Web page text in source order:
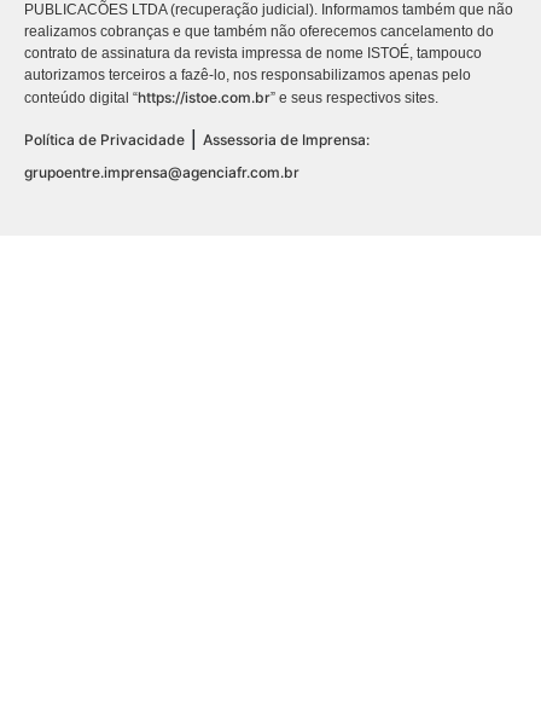
PUBLICACÕES LTDA (recuperação judicial). Informamos também que não
realizamos cobranças e que também não oferecemos cancelamento do
contrato de assinatura da revista impressa de nome ISTOÉ, tampouco
autorizamos terceiros a fazê-lo, nos responsabilizamos apenas pelo
conteúdo digital “https://istoe.com.br” e seus respectivos sites.
Política de Privacidade
Assessoria de Imprensa:
grupoentre.imprensa@agenciafr.com.br